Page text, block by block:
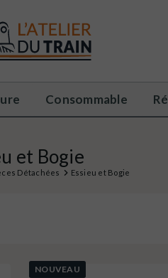
Consommable
et Bogie
Détachées Essieu et Bogie
NOUVEAU